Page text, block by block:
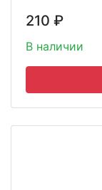
210 ₽
В наличии